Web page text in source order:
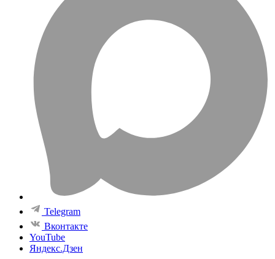
Telegram
Вконтакте
YouTube
Яндекс.Дзен